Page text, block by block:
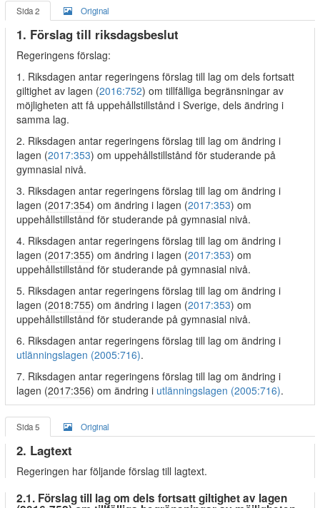
Sida 2 Original
1. Förslag till riksdagsbeslut
Regeringens förslag:
1. Riksdagen antar regeringens förslag till lag om dels fortsatt
giltighet av lagen (2016:752) om tillfälliga begränsningar av
möjligheten att få uppehållstillstånd i Sverige, dels ändring i
samma lag.
2. Riksdagen antar regeringens förslag till lag om ändring i
lagen (2017:353) om uppehållstillstånd för studerande på
gymnasial nivå.
3. Riksdagen antar regeringens förslag till lag om ändring i
lagen (2017:354) om ändring i lagen (2017:353) om
uppehållstillstånd för studerande på gymnasial nivå.
4. Riksdagen antar regeringens förslag till lag om ändring i
lagen (2017:355) om ändring i lagen (2017:353) om
uppehållstillstånd för studerande på gymnasial nivå.
5. Riksdagen antar regeringens förslag till lag om ändring i
lagen (2018:755) om ändring i lagen (2017:353) om
uppehållstillstånd för studerande på gymnasial nivå.
6. Riksdagen antar regeringens förslag till lag om ändring i
utlänningslagen (2005:716).
7. Riksdagen antar regeringens förslag till lag om ändring i
lagen (2017:356) om ändring i utlänningslagen (2005:716).
Sida 5 Original
2. Lagtext
Regeringen har följande förslag till lagtext.
2.1. Förslag till lag om dels fortsatt giltighet av lagen